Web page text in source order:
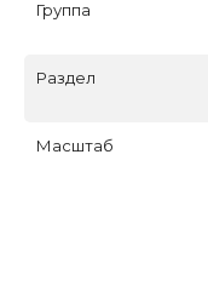
Группа
Раздел
Масштаб